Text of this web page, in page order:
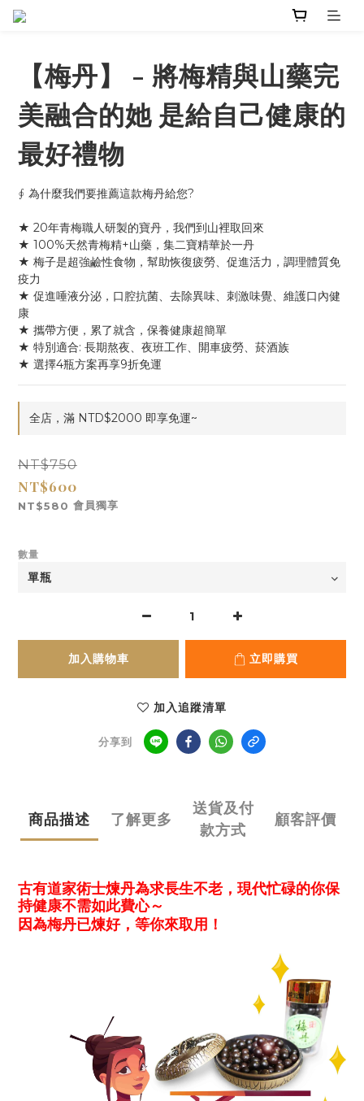
【梅丹】 - 將梅精與山藥完
美融合的她 是給自己健康的
最好禮物
∮ 為什麼我們要推薦這款梅丹給您?
★ 20年青梅職人研製的寶丹，我們到山裡取回來
★ 100%天然青梅精+山藥，集二寶精華於一丹
★ 梅子是超強鹼性食物，幫助恢復疲勞、促進活力，調理體質免
疫力
★ 促進唾液分泌，口腔抗菌、去除異味、刺激味覺、維護口內健
康
★ 攜帶方便，累了就含，保養健康超簡單
★ 特別適合: 長期熬夜、夜班工作、開車疲勞、菸酒族
★ 選擇4瓶方案再享9折免運
全店，滿 NTD$2000 即享免運~
NT$750
NT$600
NT$580 會員獨享
數量
加入購物車 立即購買
加入追蹤清單
分享到
商品描述 了解更多
送貨及付
款方式
顧客評價
古有道家術士煉丹為求長生不老，現代忙碌的你保
持健康不需如此費心～
因為梅丹已煉好，等你來取用！